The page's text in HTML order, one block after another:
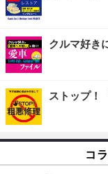
クルマ好き
ストップ！
コ